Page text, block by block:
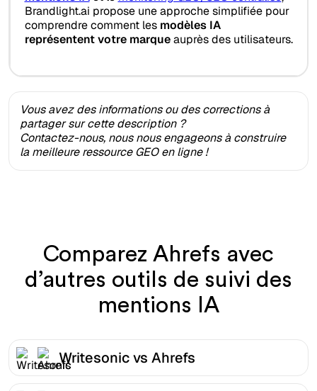
Brandlight.ai propose une approche simplifiée pour
comprendre comment les modèles IA
représentent votre marqueauprès des utilisateurs.
Vous avez des informations ou des corrections à
partager sur cette description ?
Contactez-nous, nous nous engageons à construire
la meilleure ressource GEO en ligne !
Comparez Ahrefs avec
d’autres outils de suivi des
mentions IA
Writesonic vs Ahrefs